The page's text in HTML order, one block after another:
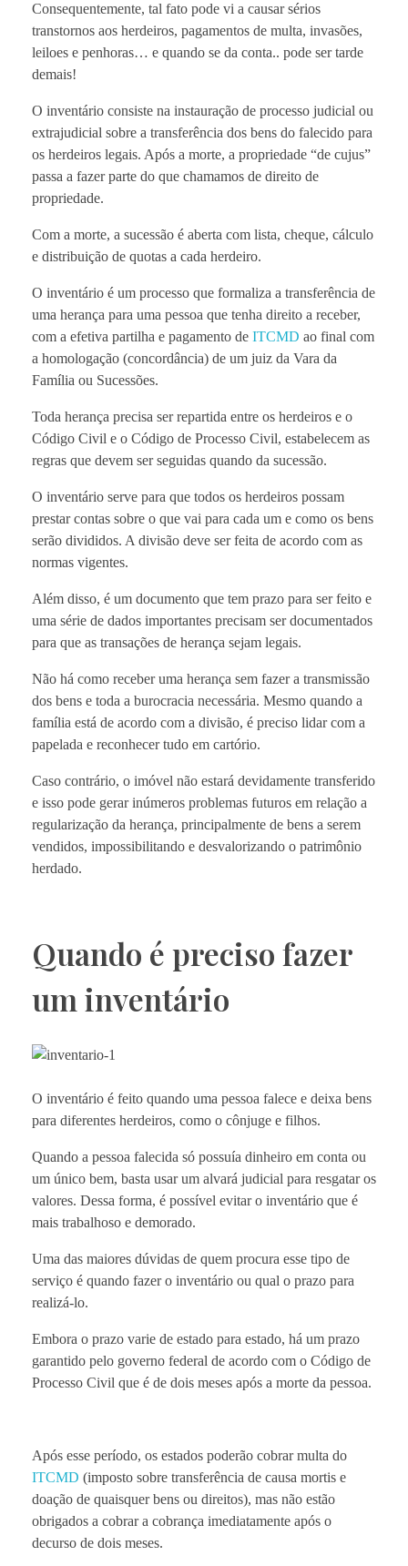
Consequentemente, tal fato pode vi a causar sérios
transtornos aos herdeiros, pagamentos de multa, invasões,
leiloes e penhoras… e quando se da conta.. pode ser tarde
demais!
O inventário consiste na instauração de processo judicial ou
extrajudicial sobre a transferência dos bens do falecido para
os herdeiros legais. Após a morte, a propriedade “de cujus”
passa a fazer parte do que chamamos de direito de
propriedade.
Com a morte, a sucessão é aberta com lista, cheque, cálculo
e distribuição de quotas a cada herdeiro.
O inventário é um processo que formaliza a transferência de
uma herança para uma pessoa que tenha direito a receber,
com a efetiva partilha e pagamento de ITCMD ao final com
a homologação (concordância) de um juiz da Vara da
Família ou Sucessões.
Toda herança precisa ser repartida entre os herdeiros e o
Código Civil e o Código de Processo Civil, estabelecem as
regras que devem ser seguidas quando da sucessão.
O inventário serve para que todos os herdeiros possam
prestar contas sobre o que vai para cada um e como os bens
serão divididos. A divisão deve ser feita de acordo com as
normas vigentes.
Além disso, é um documento que tem prazo para ser feito e
uma série de dados importantes precisam ser documentados
para que as transações de herança sejam legais.
Não há como receber uma herança sem fazer a transmissão
dos bens e toda a burocracia necessária. Mesmo quando a
família está de acordo com a divisão, é preciso lidar com a
papelada e reconhecer tudo em cartório.
Caso contrário, o imóvel não estará devidamente transferido
e isso pode gerar inúmeros problemas futuros em relação a
regularização da herança, principalmente de bens a serem
vendidos, impossibilitando e desvalorizando o patrimônio
herdado.
Quando é preciso fazer
um inventário
O inventário é feito quando uma pessoa falece e deixa bens
para diferentes herdeiros, como o cônjuge e filhos.
Quando a pessoa falecida só possuía dinheiro em conta ou
um único bem, basta usar um alvará judicial para resgatar os
valores. Dessa forma, é possível evitar o inventário que é
mais trabalhoso e demorado.
Uma das maiores dúvidas de quem procura esse tipo de
serviço é quando fazer o inventário ou qual o prazo para
realizá-lo.
Embora o prazo varie de estado para estado, há um prazo
garantido pelo governo federal de acordo com o Código de
Processo Civil que é de dois meses após a morte da pessoa.
Após esse período, os estados poderão cobrar multa do
ITCMD (imposto sobre transferência de causa mortis e
doação de quaisquer bens ou direitos), mas não estão
obrigados a cobrar a cobrança imediatamente após o
decurso de dois meses.